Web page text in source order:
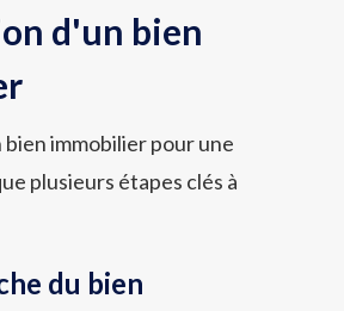
d'un bien
bien immobilier pour une
plusieurs étapes clés à
du bien